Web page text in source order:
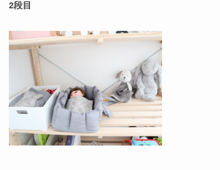
2段目